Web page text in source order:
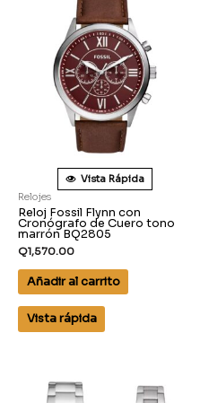
Vista Rápida
Relojes
Reloj Fossil Flynn con
Cronógrafo de Cuero tono
marrón BQ2805
Q1,570.00
Añadir al carrito
Vista rápida